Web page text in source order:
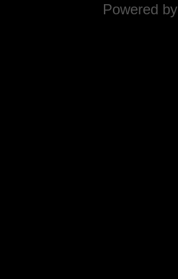
Powered by